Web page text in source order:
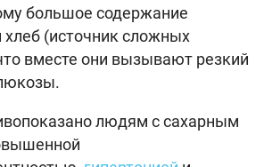
большое содержание
хлеб (источник сложных
вместе они вызывают резкий
людям с сахарным